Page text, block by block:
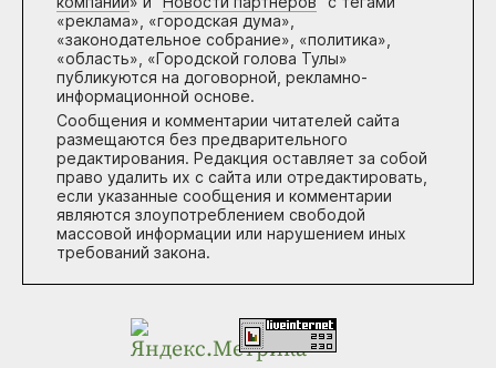
«реклама», «городская дума»,
«законодательное собрание», «политика»,
«область», «Городской голова Тулы»
публикуются на договорной, рекламно-
информационной основе.
Сообщения и комментарии читателей сайта
размещаются без предварительного
редактирования. Редакция оставляет за собой
право удалить их с сайта или отредактировать,
если указанные сообщения и комментарии
являются злоупотреблением свободой
массовой информации или нарушением иных
требований закона.